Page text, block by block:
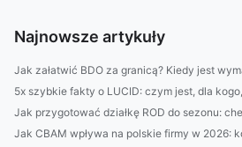
Najnowsze artykuły
Jak załatwić BDO za granicą? Kiedy jest
5x szybkie fakty o LUCID: czym jest, dla
Jak przygotować działkę ROD do sezonu:
Jak CBAM wpływa na polskie firmy w 2026: